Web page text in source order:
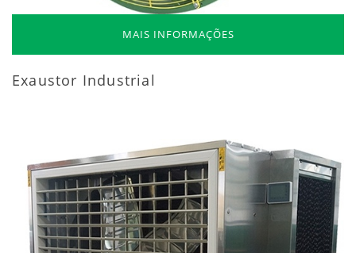
MAIS INFORMAÇÕES
Exaustor Industrial